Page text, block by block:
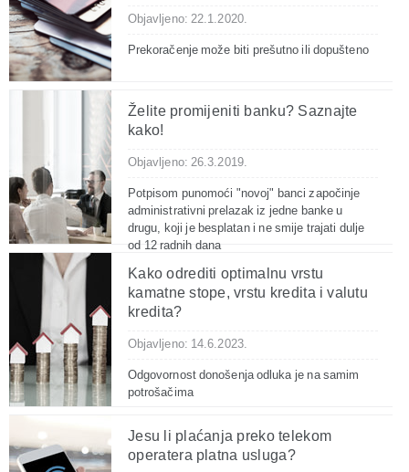
Objavljeno: 22.1.2020.
Prekoračenje može biti prešutno ili dopušteno
Želite promijeniti banku? Saznajte
kako!
Objavljeno: 26.3.2019.
Potpisom punomoći "novoj" banci započinje
administrativni prelazak iz jedne banke u
drugu, koji je besplatan i ne smije trajati dulje
od 12 radnih dana
Kako odrediti optimalnu vrstu
kamatne stope, vrstu kredita i valutu
kredita?
Objavljeno: 14.6.2023.
Odgovornost donošenja odluka je na samim
potrošačima
Jesu li plaćanja preko telekom
operatera platna usluga?